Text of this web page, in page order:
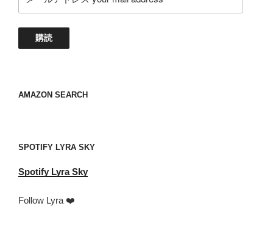
ー
ド
your
購読
AMAZON SEARCH
SPOTIFY LYRA SKY
Spotify Lyra Sky
Follow Lyra ❤️